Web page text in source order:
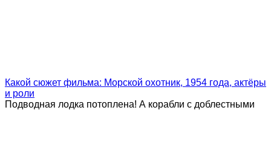
Какой сюжет фильма: Морской охотник, 1954 года, актёры
и роли
Подводная лодка потоплена! А корабли с доблестными